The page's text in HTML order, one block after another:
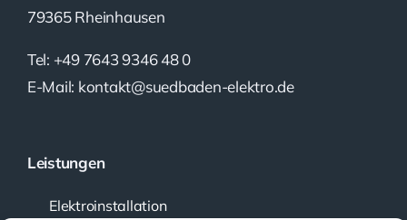
79365 Rheinhausen
Tel: +49 7643 9346 48 0
E-Mail: kontakt@suedbaden-elektro.de
Leistungen
Elektroinstallation